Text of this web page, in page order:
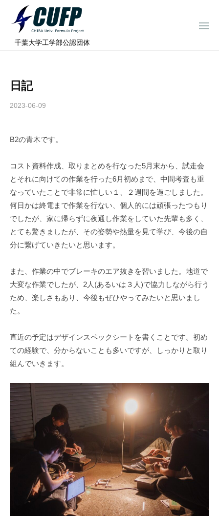
千
学
ォ
ミ
ラ
プ
ロ
ジ
ェ
ク
ト
⠀千葉大学工学部公認団体
メ
日記
2023-06-09
h
b
a
r
m
u
a
B2の青木です。
コスト資料作成、取りまとめを行なった5月末から、試走会
とそれに向けての作業を行った6月初めまで、中間考査も重
なっていたことで非常に忙しい１、２週間を過ごしました。
何日かは終電まで作業を行ない、個人的には頑張ったつもり
でしたが、家に帰らずに夜通し作業をしていた先輩も多く、
とても驚きましたが、その姿勢や熱量を見て学び、今後の自
分に繋げていきたいと思います。
また、作業の中でブレーキのエア抜きを習いました。地道で
大変な作業でしたが、2人(あるいは３人)で協力しながら行う
ため、楽しさもあり、今後もぜひやってみたいと思いまし
た。
直近の予定はデザインスペックシートを書くことです。初め
ての経験で、分からないことも多いですが、しっかりと取り
組んでいきます。
ミ
ラ
ェ
ト